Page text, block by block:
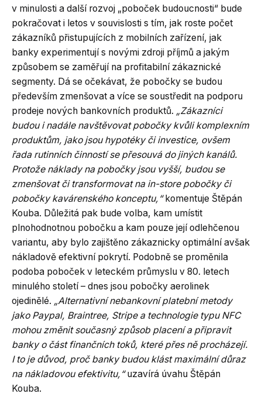
v minulosti a další rozvoj „poboček budoucnosti“ bude
pokračovat i letos v souvislosti s tím, jak roste počet
zákazníků přistupujících z mobilních zařízení, jak
banky experimentují s novými zdroji příjmů a jakým
způsobem se zaměřují na profitabilní zákaznické
segmenty. Dá se očekávat, že pobočky se budou
především zmenšovat a více se soustředit na podporu
prodeje nových bankovních produktů. „Zákazníci
budou i nadále navštěvovat pobočky kvůli komplexním
produktům, jako jsou hypotéky či investice, ovšem
řada rutinních činností se přesouvá do jiných kanálů.
Protože náklady na pobočky jsou vyšší, budou se
zmenšovat či transformovat na in-store pobočky či
pobočky kavárenského konceptu,“komentuje Štěpán
Kouba. Důležitá pak bude volba, kam umístit
plnohodnotnou pobočku a kam pouze její odlehčenou
variantu, aby bylo zajištěno zákaznicky optimální avšak
nákladově efektivní pokrytí. Podobně se proměnila
podoba poboček v leteckém průmyslu v 80. letech
minulého století – dnes jsou pobočky aerolinek
ojedinělé. „Alternativní nebankovní platební metody
jako Paypal, Braintree, Stripe a technologie typu NFC
mohou změnit současný způsob placení a připravit
banky o část finančních toků, které přes ně procházejí.
I to je důvod, proč banky budou klást maximální důraz
na nákladovou efektivitu,“uzavírá úvahu Štěpán
Kouba.